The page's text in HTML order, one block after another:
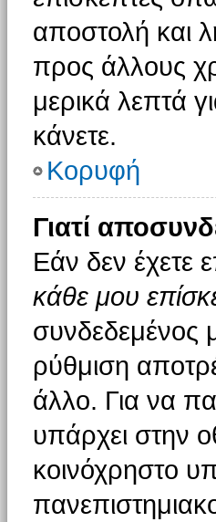
αποστολή και
προς άλλους
μερικά λεπτά
κάνετε.
Κορυφή
Γιατί
Εάν δεν έχετε
κάθε μου
συνδεδεμένος
ρύθμιση
άλλο. Για να
υπάρχει στην
κοινόχρηστο